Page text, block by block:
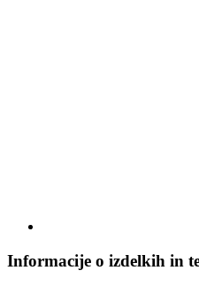
Informacije o izdelkih in